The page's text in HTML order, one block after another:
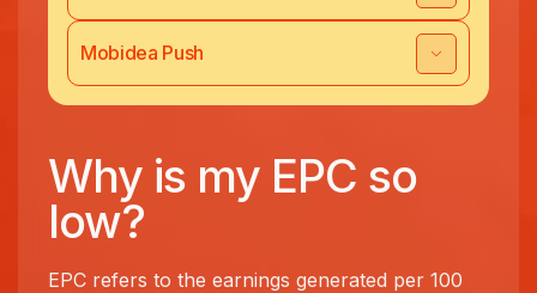
Mobidea Push
Why is my EPC so
low?
EPC refers to the earnings generated per 100